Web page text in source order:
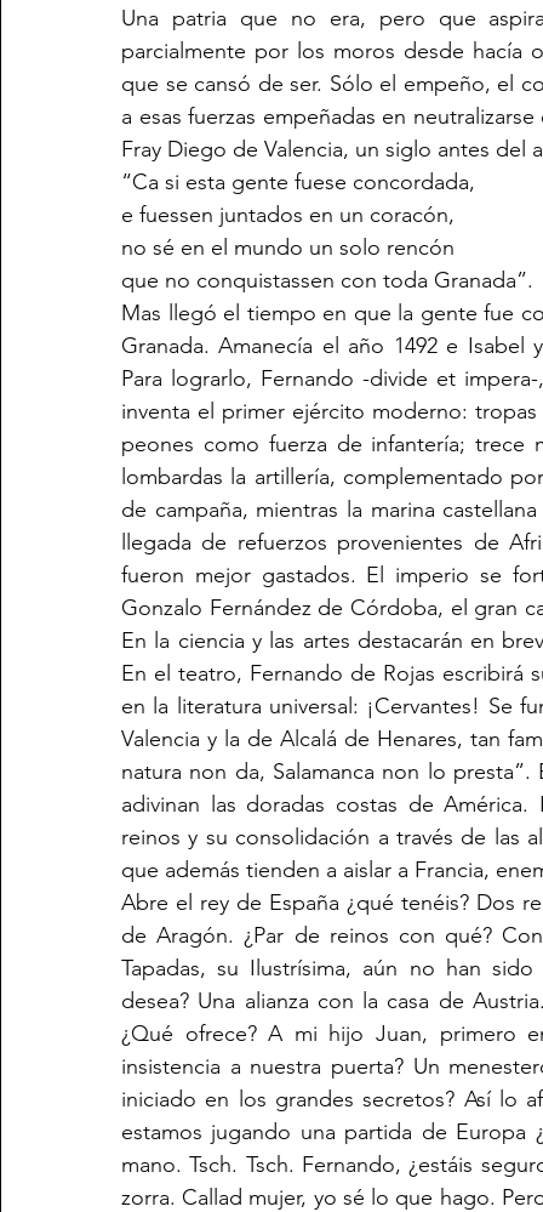
Una patria que no era, pero que
parcialmente por los moros desde hacía
que se cansó de ser. Sólo el empeño, el
a esas fuerzas empeñadas en
Fray Diego de Valencia, un siglo antes
“Ca si esta gente fuese concordada,
e fuessen juntados en un coracón,
no sé en el mundo un solo rencón
que no conquistassen con toda Granada”.
Mas llegó el tiempo en que la gente fue
Granada. Amanecía el año 1492 e
Para lograrlo, Fernando -divide et
inventa el primer ejército moderno:
peones como fuerza de infantería; trece
lombardas la artillería, complementado
de campaña, mientras la marina
llegada de refuerzos provenientes de
fueron mejor gastados. El imperio se
Gonzalo Fernández de Córdoba, el gran
En la ciencia y las artes destacarán en
En el teatro, Fernando de Rojas escribirá
en la literatura universal: ¡Cervantes! Se
Valencia y la de Alcalá de Henares, tan
natura non da, Salamanca non lo
adivinan las doradas costas de
reinos y su consolidación a través de las
que además tienden a aislar a Francia,
Abre el rey de España ¿qué tenéis? Dos
de Aragón. ¿Par de reinos con qué?
Tapadas, su Ilustrísima, aún no han
desea? Una alianza con la casa de
¿Qué ofrece? A mi hijo Juan, primero
insistencia a nuestra puerta? Un
iniciado en los grandes secretos? Así lo
estamos jugando una partida de Europa
mano. Tsch. Tsch. Fernando, ¿estáis
zorra. Callad mujer, yo sé lo que hago.